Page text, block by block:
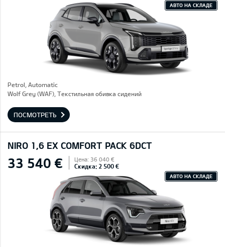
АВТО НА СКЛАДЕ
Petrol, Automatic
Wolf Grey (WAF), Текстильная обивка сидений
ПОСМОТРЕТЬ
NIRO 1,6 EX COMFORT PACK 6DCT
33 540 € Цена: 36 040 €
Скидка: 2 500 €
АВТО НА СКЛАДЕ